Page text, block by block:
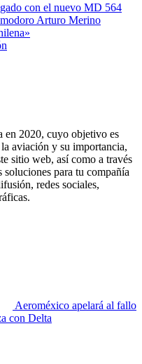
con el nuevo MD 564
Arturo Merino
en 2020, cuyo objetivo es
aviación y su importancia,
sitio web, así como a través
soluciones para tu compañía
redes sociales,
Aeroméxico apelará al fallo
con Delta